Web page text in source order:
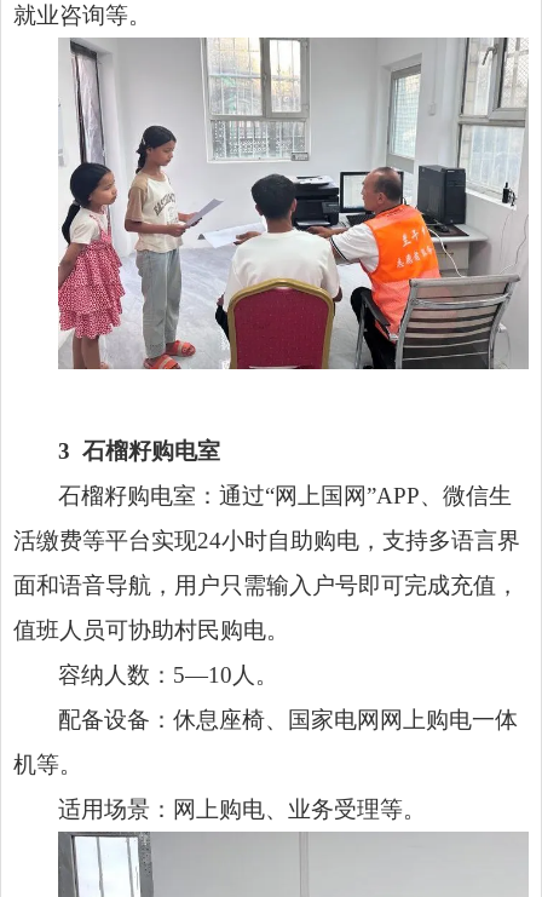
就业咨询等。
3石榴籽购电室
石榴籽购电室：通过“网上国网”APP、微信生
活缴费等平台实现24小时自助购电，支持多语言界
面和语音导航，用户只需输入户号即可完成充值，
值班人员可协助村民购电。
容纳人数：5—10人。
配备设备：休息座椅、国家电网网上购电一体
机等。
适用场景：网上购电、业务受理等。